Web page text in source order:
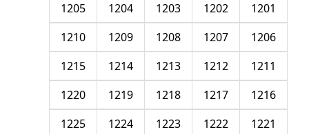
1201
1202
1203
1204
1205
1206
1207
1208
1209
1210
1211
1212
1213
1214
1215
1216
1217
1218
1219
1220
1221
1222
1223
1224
1225